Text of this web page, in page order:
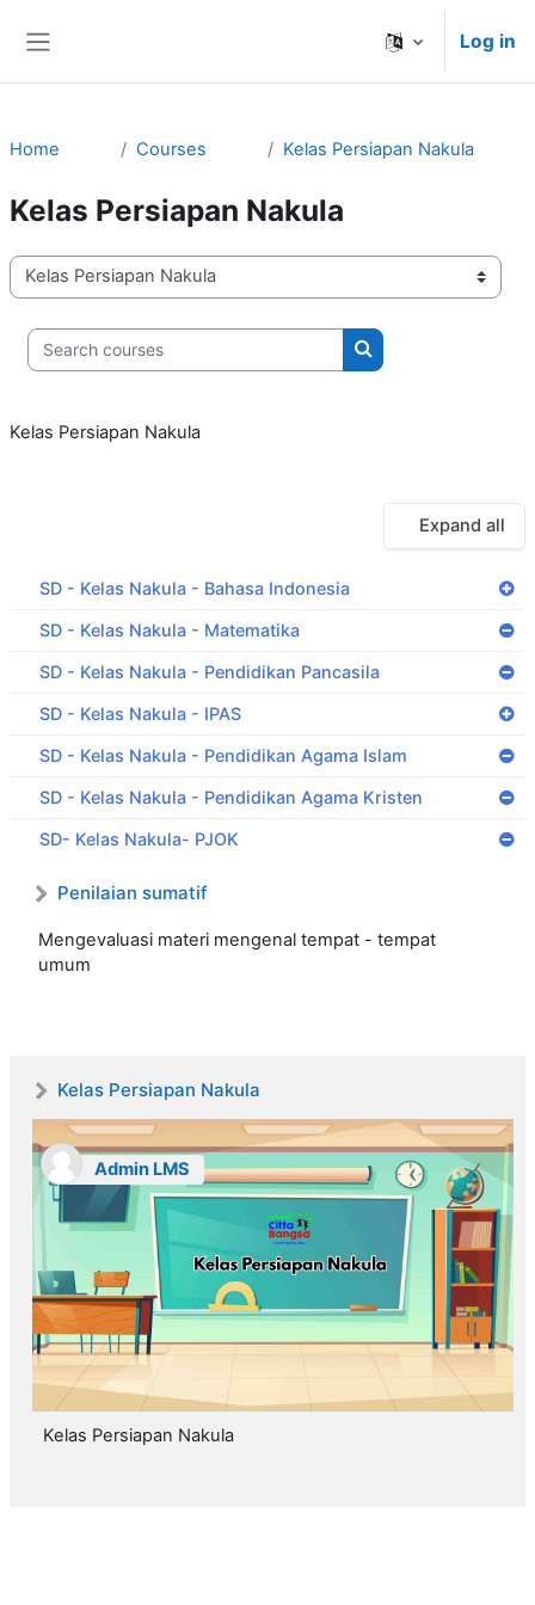
Log in
Home Courses Kelas Persiapan Nakula
Kelas Persiapan Nakula
Course categories
Search courses
Search courses
Kelas Persiapan Nakula
Expand all
SD - Kelas Nakula - Bahasa Indonesia
SD - Kelas Nakula - Matematika
SD - Kelas Nakula - Pendidikan Pancasila
SD - Kelas Nakula - IPAS
SD - Kelas Nakula - Pendidikan Agama Islam
SD - Kelas Nakula - Pendidikan Agama Kristen
SD- Kelas Nakula- PJOK
Penilaian sumatif
Mengevaluasi materi mengenal tempat - tempat
umum
Kelas Persiapan Nakula
Admin LMS
Kelas Persiapan Nakula